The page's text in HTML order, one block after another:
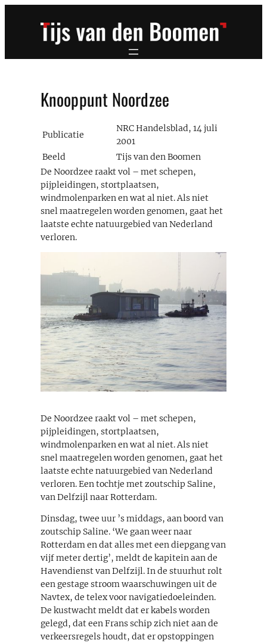
Knooppunt Noordzee
Publicatie
NRC Handelsblad, 14 juli
2001
Beeld
Tijs van den Boomen
De Noordzee raakt vol – met schepen,
pijpleidingen, stortplaatsen,
windmolenparken en wat al niet. Als niet
snel maatregelen worden genomen, gaat het
laatste echte natuurgebied van Nederland
verloren.
De Noordzee raakt vol – met schepen,
pijpleidingen, stortplaatsen,
windmolenparken en wat al niet. Als niet
snel maatregelen worden genomen, gaat het
laatste echte natuurgebied van Nederland
verloren. Een tochtje met zoutschip Saline,
van Delfzijl naar Rotterdam.
Dinsdag, twee uur ’s middags, aan boord van
zoutschip Saline. ‘We gaan weer naar
Rotterdam en dat alles met een diepgang van
vijf meter dertig’, meldt de kapitein aan de
Havendienst van Delfzijl. In de stuurhut rolt
een gestage stroom waarschuwingen uit de
Navtex, de telex voor navigatiedoeleinden.
De kustwacht meldt dat er kabels worden
gelegd, dat een Frans schip zich niet aan de
verkeersregels houdt, dat er opstoppingen